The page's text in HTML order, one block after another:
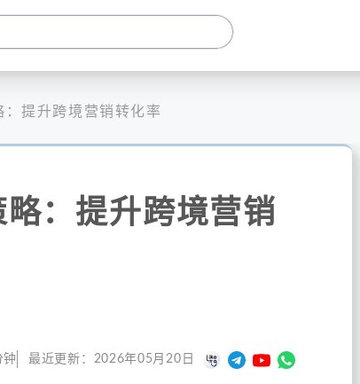
：提升跨境营销转化率
：提升跨境营销
钟 最近更新： 2026年05月20日